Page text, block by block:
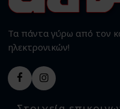
Τα πάντα γύρω από τον
ηλεκτρονικών!